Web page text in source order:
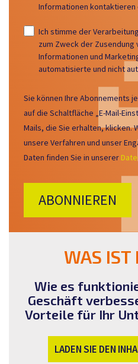
Informationen kontaktieren
Ich stimme der
zum Zweck der Zusendung
Informationen und
automatisierte und nicht
Sie können Ihre Abonnements
auf die Schaltfläche „E-Mail-
Mails, die Sie erhalten, klicken.
unsere Verfahren und unser
Daten finden Sie in unserer
WAS IST
Wie es
Geschäft
Vorteile für Ihr
LADEN SIE DEN